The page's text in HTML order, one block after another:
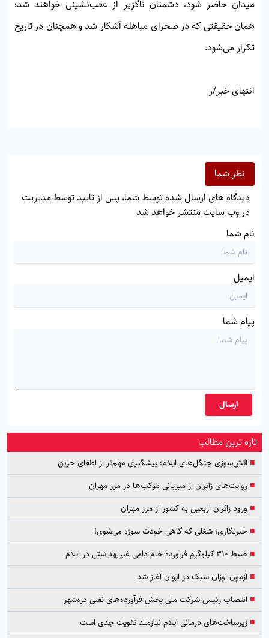
میدان حاضر شود، دشمنان ناگزیر از عقب‌نشینی خواهند شد؛
همان حقیقتی که در صحرای مباهله آشکار شد و همچنان در تاریخ
تکرار می‌شود.
انتهای خبر/ر
نظر شما
دیدگاه های ارسال شده توسط شما، پس از تایید توسط مدیریت
در وب سایت منتشر خواهد شد
نام شما
ایمیل
پیام شما
ارسال
تازه ترین مطالب
■آتش‌سوزی جنگل‌های ایلام؛ پیشگیری مهم‌تر از اطفای حریق
■روایت‌های زائران از میزبانی موکب‌ها در مرز مهران
■ ورود زائران اربعین به کشور از مرز مهران
■خبرنگاری؛ شغلی که گاهی خودت سوژه می‌شوی!
■ ضبط ۳۱۰ کیلوگرم فرآورده خام دامی غیربهداشتی در ایلام
■آزمون اوزان سبک در ایوان آغاز شد
■ انتصاب رئیس شرکت ملی پخش فرآورده‌های نفتی دره‌شهر
■زیرساخت‌های درمانی ایلام نیازمند تقویت جدی است